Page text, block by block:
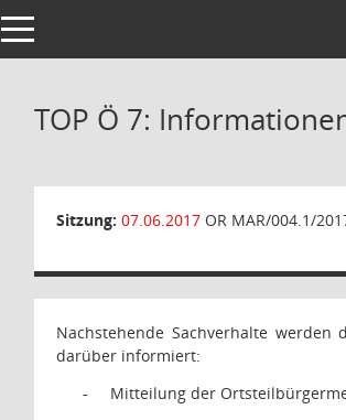
Toggle navigation
TOP Ö 7:
Sitzung: 07.06.2017 OR MAR/004.1/
Nachstehende Sachverhalte
darüber informiert:
- Mitteilung der